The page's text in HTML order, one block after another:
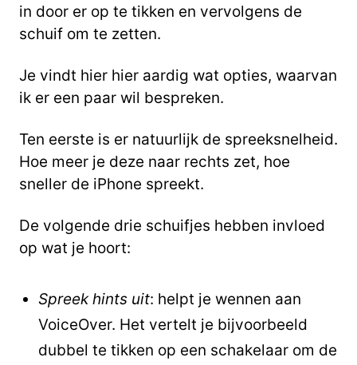
in door er op te tikken en vervolgens de
schuif om te zetten.
Je vindt hier hier aardig wat opties, waarvan
ik er een paar wil bespreken.
Ten eerste is er natuurlijk de spreeksnelheid.
Hoe meer je deze naar rechts zet, hoe
sneller de iPhone spreekt.
De volgende drie schuifjes hebben invloed
op wat je hoort:
Spreek hints uit: helpt je wennen aan
VoiceOver. Het vertelt je bijvoorbeeld
dubbel te tikken op een schakelaar om de